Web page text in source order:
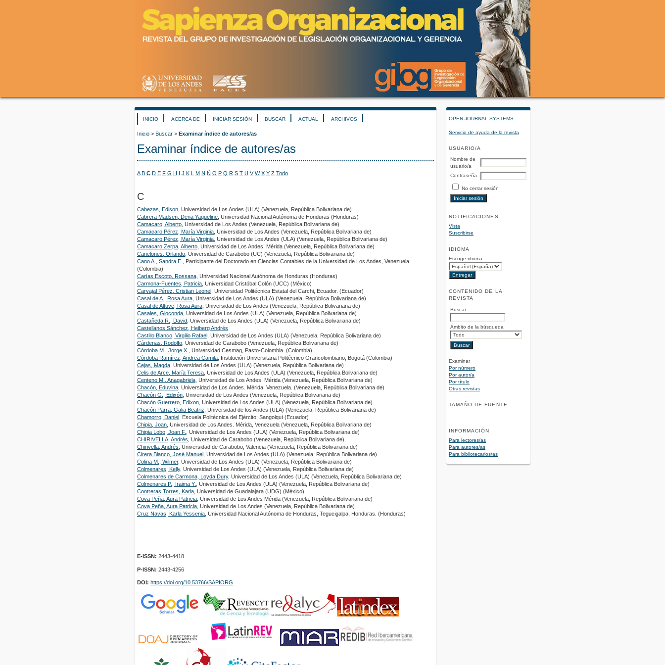
OPEN JOURNAL SYSTEMS
Servicio de ayuda de la revista
USUARIO/A
Nombre de
usuario/a
Contraseña
No cerrar sesión
NOTIFICACIONES
Vista
Suscribirse
IDIOMA
Escoge idioma
CONTENIDO DE LA
REVISTA
Buscar
Ámbito de la búsqueda
Examinar
Por número
Por autor/a
Por título
Otras revistas
TAMAÑO DE FUENTE
INFORMACIÓN
Para lectores/as
Para autores/as
Para bibliotecarios/as
INICIO ACERCA DE INICIAR SESIÓN BUSCAR ACTUAL ARCHIVOS
Inicio > Buscar > Examinar índice de autores/as
Examinar índice de autores/as
A B C D E F G H I J K L M N Ñ O P Q R S T U V W X Y Z Todo
C
Cabezas, Edison , Universidad de Los Andes (ULA) (Venezuela, República Bolivariana de)
Cabrera Madsen, Dena Yaqueline , Universidad Nacional Autónoma de Honduras (Honduras)
Camacaro, Alberto , Universidad de Los Andes (Venezuela, República Bolivariana de)
Camacaro Pérez, María Virginia , Universidad de Los Andes (Venezuela, República Bolivariana de)
Camacaro Pérez, María Virginia , Universidad de Los Andes (ULA) (Venezuela, República Bolivariana de)
Camacaro Zerpa, Alberto , Universidad de Los Andes, Mérida (Venezuela, República Bolivariana de)
Canelones, Orlando , Universidad de Carabobo (UC) (Venezuela, República Bolivariana de)
Cano A., Sandra E.
, Participante del Doctorado en Ciencias Contables de la Universidad de Los Andes, Venezuela
(Colombia)
Carías Escoto, Rossana , Universidad Nacional Autónoma de Honduras (Honduras)
Carmona-Fuentes, Patricia , Universidad Cristóbal Colón (UCC) (México)
Carvajal Pérez, Cristian Leonel
, Universidad Politécnica Estatal del Carchi, Ecuador. (Ecuador)
Casal de A., Rosa Aura , Universidad de Los Andes (ULA) (Venezuela, República Bolivariana de)
Casal de Altuve, Rosa Aura , Universidad de Los Andes (Venezuela, República Bolivariana de)
Casales, Gioconda , Universidad de Los Andes (ULA) (Venezuela, República Bolivariana de)
Castañeda R., David , Universidad de Los Andes (ULA) (Venezuela, República Bolivariana de)
Castellanos Sánchez, Heiberg Andrés
Castillo Blanco, Virgilio Rafael
, Universidad de Los Andes (ULA) (Venezuela, República Bolivariana de)
Cárdenas, Rodolfo , Universidad de Carabobo (Venezuela, República Bolivariana de)
Córdoba M., Jorge X.
, Universidad Cesmag, Pasto-Colombia. (Colombia)
Córdoba Ramírez, Andrea Camila , Institución Universitaria Politécnico Grancolombiano, Bogotá (Colombia)
Cejas, Magda , Universidad de Los Andes (ULA) (Venezuela, República Bolivariana de)
Celis de Arce, María Teresa , Universidad de Los Andes (ULA) (Venezuela, República Bolivariana de)
Centeno M., Anagabriela , Universidad de Los Andes, Mérida (Venezuela, República Bolivariana de)
Chacón, Eduvina , Universidad de Los Andes. Mérida, Venezuela. (Venezuela, República Bolivariana de)
Chacón G., Edixón , Universidad de Los Andes (Venezuela, República Bolivariana de)
Chacón Guerrero, Edixon , Universidad de Los Andes (ULA) (Venezuela, República Bolivariana de)
Chacón Parra, Galia Beatriz , Universidad de los Andes (ULA) (Venezuela, República Bolivariana de)
Chamorro, Daniel
, Escuela Politécnica del Ejército: Sangolquí (Ecuador)
Chipia, Joan , Universidad de Los Andes. Mérida, Venezuela (Venezuela, República Bolivariana de)
Chipia Lobo, Joan F.
, Universidad de Los Andes (ULA) (Venezuela, República Bolivariana de)
CHIRIVELLA, Andrés , Universidad de Carabobo (Venezuela, República Bolivariana de)
Chirivella, Andrés , Universidad de Carabobo, Valencia (Venezuela, República Bolivariana de)
Cirera Bianco, José Manuel
, Universidad de Los Andes (ULA) (Venezuela, República Bolivariana de)
Colina M., Wilmer, Universidad de Los Andes (ULA) (Venezuela, República Bolivariana de)
Colmenares, Kelly, Universidad de Los Andes (ULA) (Venezuela, República Bolivariana de)
Colmenares de Carmona, Loyda Dury, Universidad de Los Andes (ULA) (Venezuela, República Bolivariana de)
Colmenares P., Iraima Y.
, Universidad de Los Andes (ULA) (Venezuela, República Bolivariana de)
Contreras Torres, Karla , Universidad de Guadalajara (UDG) (México)
Cova Peña, Aura Patricia , Universidad de Los Andes Mérida (Venezuela, República Bolivariana de)
Cova Peña, Aura Patricia , Universidad de Los Andes (Venezuela, República Bolivariana de)
Cruz Navas, Karla Yessenia , Universidad Nacional Autónoma de Honduras, Tegucigalpa, Honduras. (Honduras)
E-ISSN: 2443-4418
P-ISSN: 2443-4256
DOI: https://doi.org/10.53766/SAPIORG